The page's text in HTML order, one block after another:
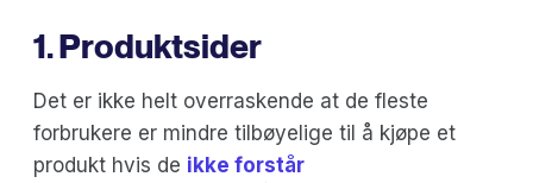
1. Produktsider
Det er ikke helt overraskende at de fleste
forbrukere er mindre tilbøyelige til å kjøpe et
produkt hvis de ikke forstår